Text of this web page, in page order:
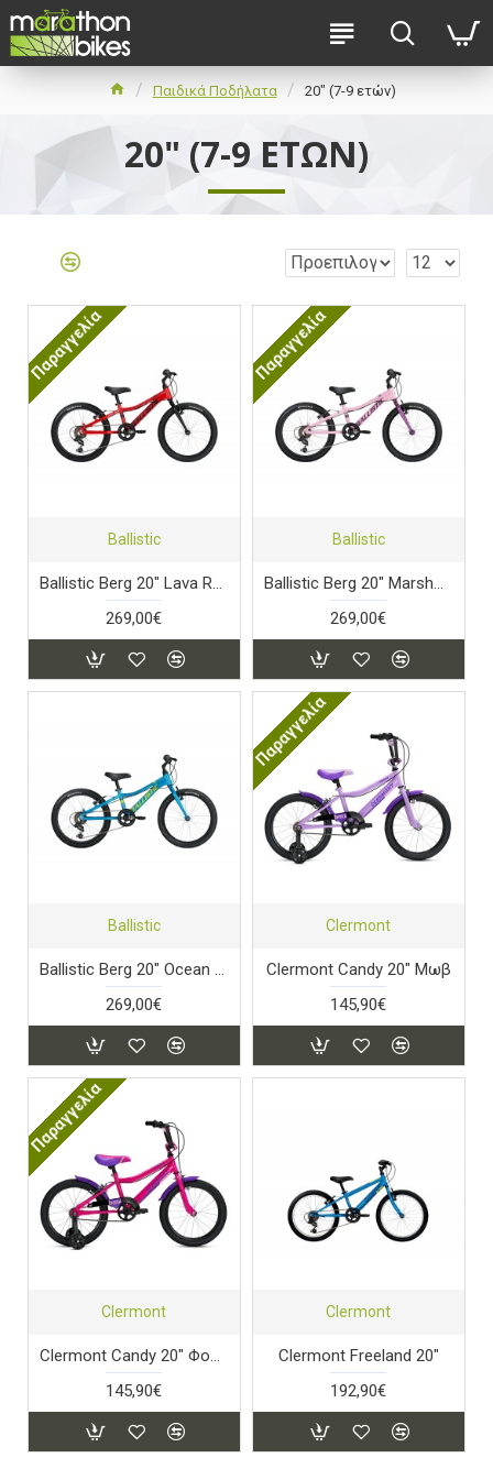
Παιδικά Ποδήλατα 20" (7-9 ετών)
20" (7-9 ΕΤΏΝ)
Παραγγελία
Ballistic
Ballistic Berg 20" Lava Red
269,00€
Παραγγελία
Ballistic
Ballistic Berg 20" Marshmallow Pink
269,00€
Ballistic
Ballistic Berg 20" Ocean Blue
269,00€
Παραγγελία
Clermont
Clermont Candy 20" Μωβ
145,90€
Παραγγελία
Clermont
Clermont Candy 20" Φούξια
145,90€
Clermont
Clermont Freeland 20"
192,90€